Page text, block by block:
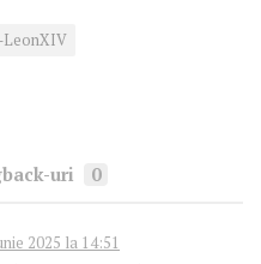
LeonXIV
uri 0
2025 la 14:51